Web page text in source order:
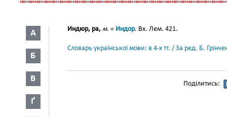
А
Б
В
Ґ
Индюр, ра, м. = Индор. Вх. Лем. 421.
Словарь української мови: в 4-х тт. / За ред. Б.
Поділитись: